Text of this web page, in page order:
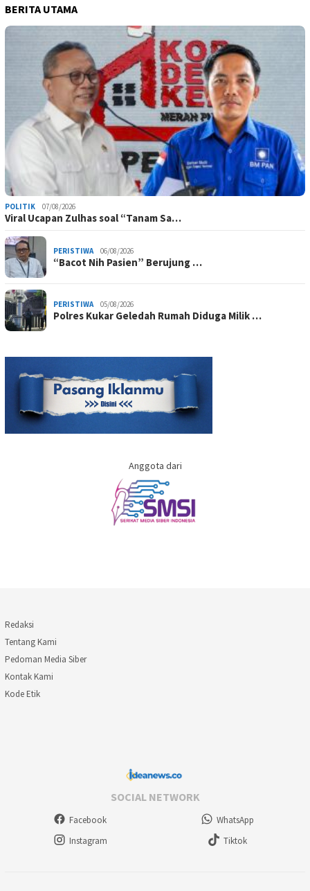
BERITA UTAMA
POLITIK 07/08/2026
Viral Ucapan Zulhas soal “Tanam Sa…
PERISTIWA 06/08/2026
“Bacot Nih Pasien” Berujung …
PERISTIWA 05/08/2026
Polres Kukar Geledah Rumah Diduga Milik …
Anggota dari
Redaksi
Tentang Kami
Pedoman Media Siber
Kontak Kami
Kode Etik
SOCIAL NETWORK
Facebook
WhatsApp
Instagram
Tiktok